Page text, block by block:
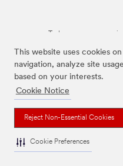
This website uses cookies
navigation, analyze site
based on your interests.
Cookie Notice
Reject Non-Essential Cookies
Cookie Preferences
Todas as marcas